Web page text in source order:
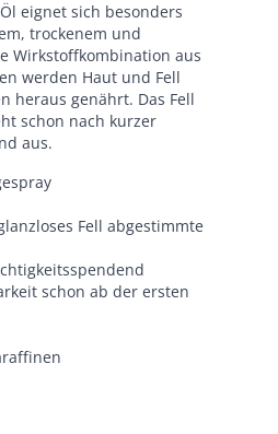
eignet sich besonders
trockenem und
Wirkstoffkombination aus
werden Haut und Fell
heraus genährt. Das Fell
schon nach kurzer
aus.
Fell abgestimmte
schon ab der ersten